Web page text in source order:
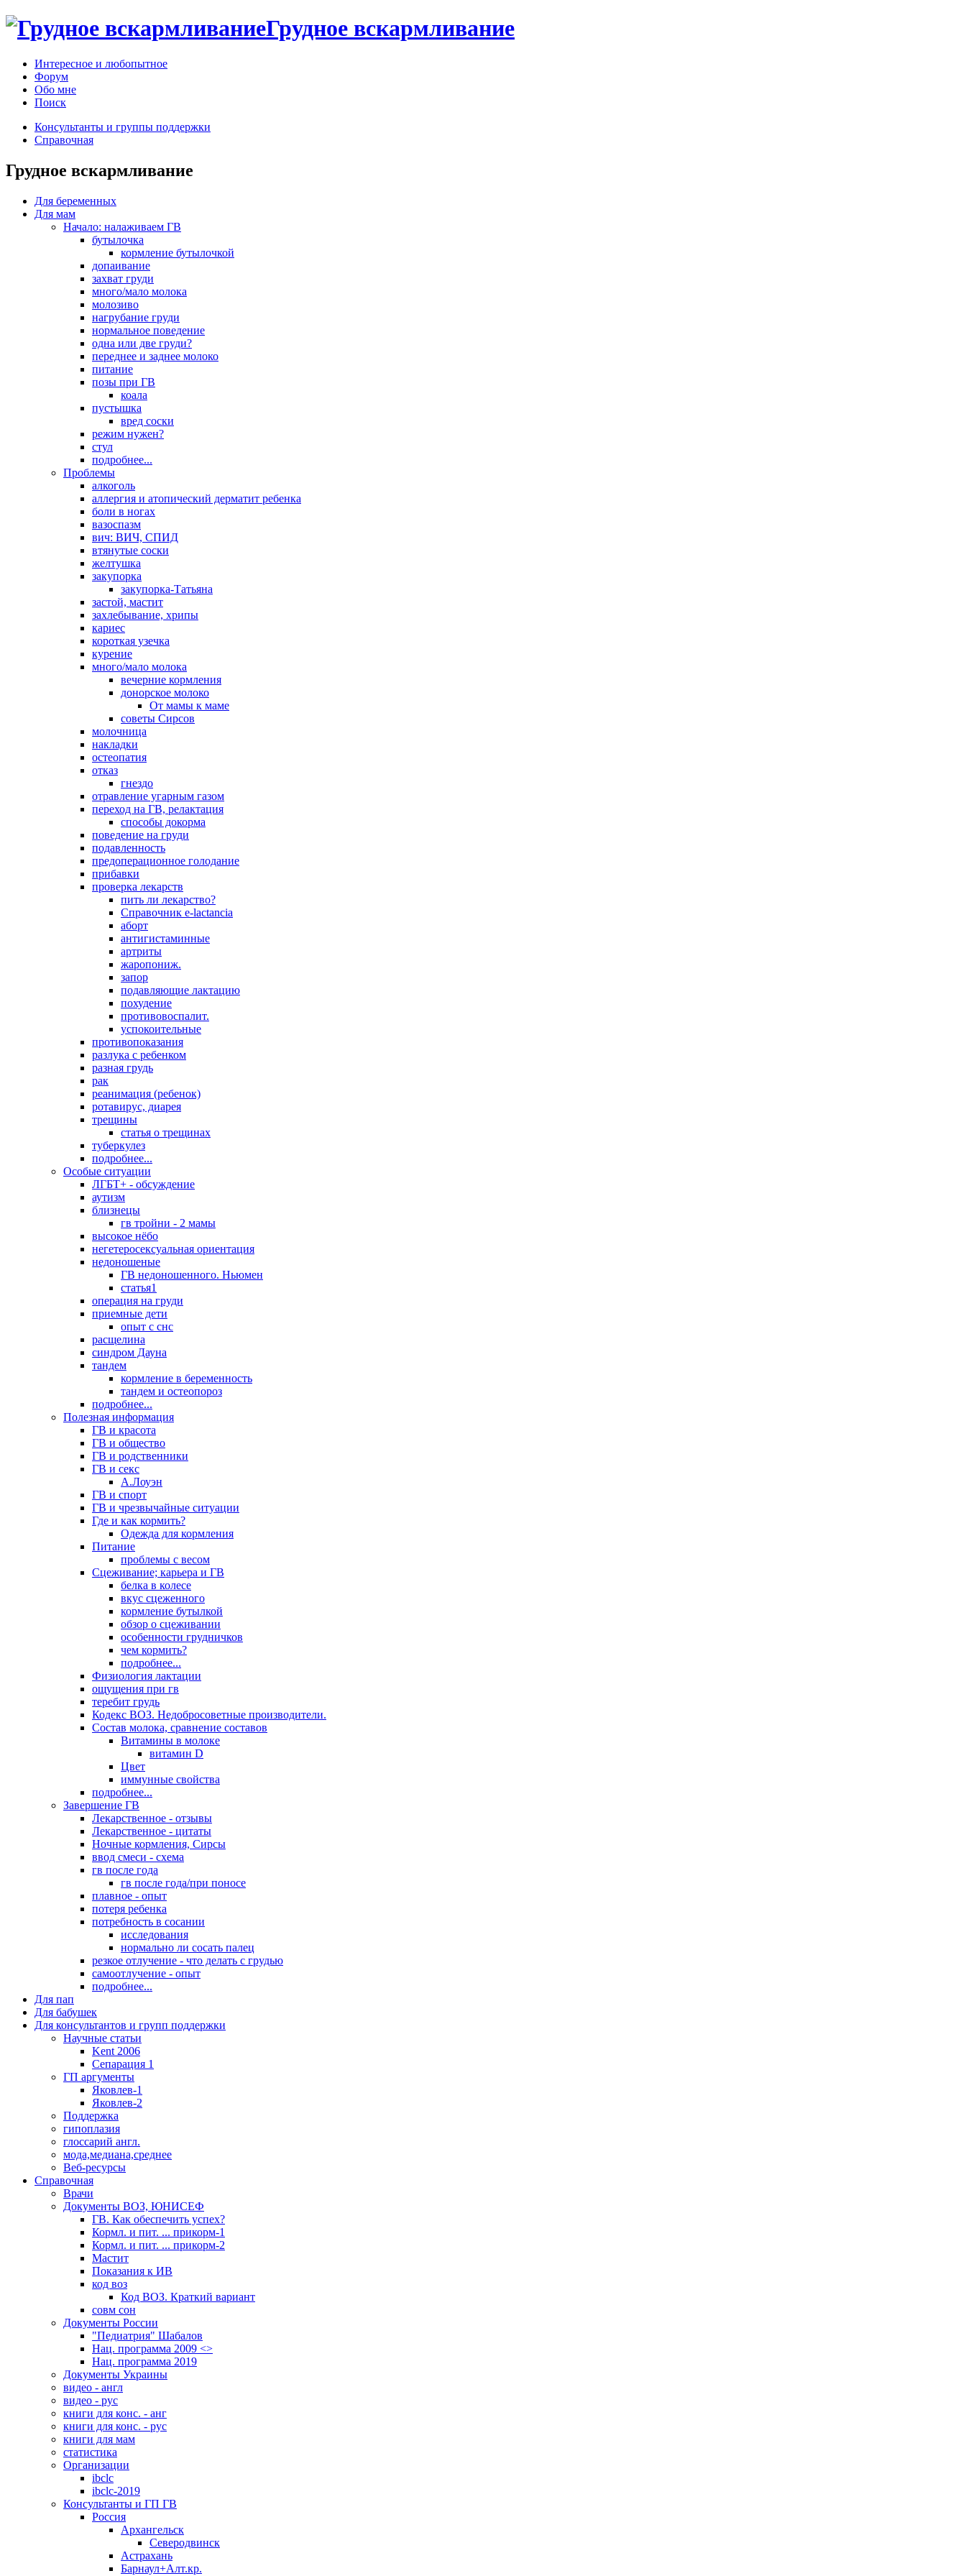
Грудное вскармливание
Интересное и любопытное
Форум
Обо мне
Поиск
Консультанты и группы поддержки
Справочная
Грудное вскармливание
Для беременных
Для мам
Начало: налаживаем ГВ
бутылочка
кормление бутылочкой
допаивание
захват груди
много/мало молока
молозиво
нагрубание груди
нормальное поведение
одна или две груди?
переднее и заднее молоко
питание
позы при ГВ
коала
пустышка
вред соски
режим нужен?
стул
подробнее...
Проблемы
алкоголь
аллергия и атопический дерматит ребенка
боли в ногах
вазоспазм
вич: ВИЧ, СПИД
втянутые соски
желтушка
закупорка
закупорка-Татьяна
застой, мастит
захлебывание, хрипы
кариес
короткая узечка
курение
много/мало молока
вечерние кормления
донорское молоко
От мамы к маме
советы Сирсов
молочница
накладки
остеопатия
отказ
гнездо
отравление угарным газом
переход на ГВ, релактация
способы докорма
поведение на груди
подавленность
предоперационное голодание
прибавки
проверка лекарств
пить ли лекарство?
Справочник e-lactancia
аборт
антигистаминные
артриты
жаропониж.
запор
подавляющие лактацию
похудение
противовоспалит.
успокоительные
противопоказания
разлука с ребенком
разная грудь
рак
реанимация (ребенок)
ротавирус, диарея
трещины
статья о трещинах
туберкулез
подробнее...
Особые ситуации
ЛГБТ+ - обсуждение
аутизм
близнецы
гв тройни - 2 мамы
высокое нёбо
негетеросексуальная ориентация
недоношеные
ГВ недоношенного. Ньюмен
статья1
операция на груди
приемные дети
опыт с снс
расщелина
синдром Дауна
тандем
кормление в беременность
тандем и остеопороз
подробнее...
Полезная информация
ГВ и красота
ГВ и общество
ГВ и родственники
ГВ и секс
А.Лоуэн
ГВ и спорт
ГВ и чрезвычайные ситуации
Где и как кормить?
Одежда для кормления
Питание
проблемы с весом
Сцеживание; карьера и ГВ
белка в колесе
вкус сцеженного
кормление бутылкой
обзор о сцеживании
особенности грудничков
чем кормить?
подробнее...
Физиология лактации
ощущения при гв
теребит грудь
Кодекс ВОЗ. Недобросоветные производители.
Состав молока, сравнение составов
Витамины в молоке
витамин D
Цвет
иммунные свойства
подробнее...
Завершение ГВ
Лекарственное - отзывы
Лекарственное - цитаты
Ночные кормления, Сирсы
ввод смеси - схема
гв после года
гв после года/при поносе
плавное - опыт
потеря ребенка
потребность в сосании
исследования
нормально ли сосать палец
резкое отлучение - что делать с грудью
самоотлучение - опыт
подробнее...
Для пап
Для бабушек
Для консультантов и групп поддержки
Научные статьи
Kent 2006
Сепарация 1
ГП аргументы
Яковлев-1
Яковлев-2
Поддержка
гипоплазия
глоссарий англ.
мода,медиана,среднее
Веб-ресурсы
Справочная
Врачи
Документы ВОЗ, ЮНИСЕФ
ГВ. Как обеспечить успех?
Кормл. и пит. ... прикорм-1
Кормл. и пит. ... прикорм-2
Мастит
Показания к ИВ
код воз
Код ВОЗ. Краткий вариант
совм сон
Документы России
"Педиатрия" Шабалов
Нац. программа 2009 <>
Нац. программа 2019
Документы Украины
видео - англ
видео - рус
книги для конс. - анг
книги для конс. - рус
книги для мам
статистика
Организации
ibclc
ibclc-2019
Консультанты и ГП ГВ
Россия
Архангельск
Северодвинск
Астрахань
Барнаул+Алт.кр.